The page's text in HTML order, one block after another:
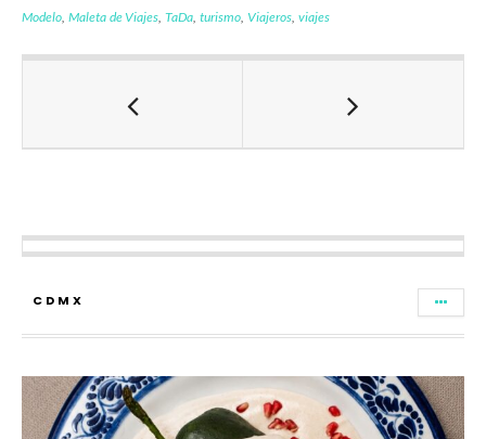
Modelo Maleta de Viajes ,TaDa ,turismo Viajeros, viajes
CDMX